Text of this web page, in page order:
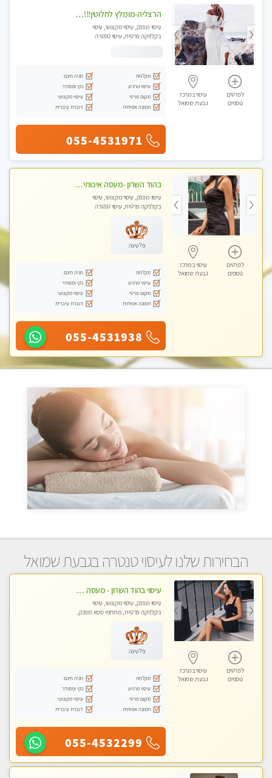
לפרטים
נוספים
עיסוי במרכז
גבעת שמואל
הרצליה-מומלץ לחלוטין!!!! כל סוגי העיסויים מעסה מקצועית ואיכותית פרטי!! בנתניה
עיסוי מפנק, עיסוי מקצועי, עיסוי
בקלניקה פרטית, עיסוי טנטרה
מקלחת
חניה חינם
עיסוי מרגיע
נקי ומסודר
מקום פרטי
עיסוי מקצועי
תמונה אמיתית
דוברת עיברית
055-4531971
לפרטים
נוספים
עיסוי במרכז
גבעת שמואל
בהוד השרון -מעסה איכותית למאסז מקצועי ומפנק לכל שרירי הגוף
עיסוי מפנק, עיסוי מקצועי, עיסוי
בקלניקה פרטית, עיסוי טנטרה
פלטינה
מקלחת
חניה חינם
עיסוי מרגיע
נקי ומסודר
מקום פרטי
עיסוי מקצועי
תמונה אמיתית
דוברת עיברית
055-4531938
הבחירות שלנו לעיסוי טנטרה בגבעת שמואל
לפרטים
נוספים
עיסוי במרכז
גבעת שמואל
עיסוי בהוד השרון - מעסה חדשה ואיכותית לעיסוי מרגיע ומפנק VIP-מומלץ לחלוטין! פרטי! ​​​​​​ Highly recommended
עיסוי מפנק, עיסוי מקצועי, עיסוי
בקלניקה פרטית, מתחמי ספא מפנק,
פלטינה
מקלחת
חניה חינם
עיסוי מרגיע
נקי ומסודר
מקום פרטי
עיסוי מקצועי
תמונה אמיתית
דוברת עיברית
055-4532299